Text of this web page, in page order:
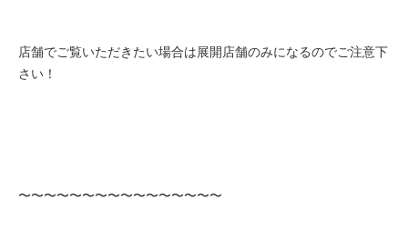
店舗でご覧いただきたい場合は展開店舗のみになるのでご注意下
さい！
〜〜〜〜〜〜〜〜〜〜〜〜〜〜〜〜